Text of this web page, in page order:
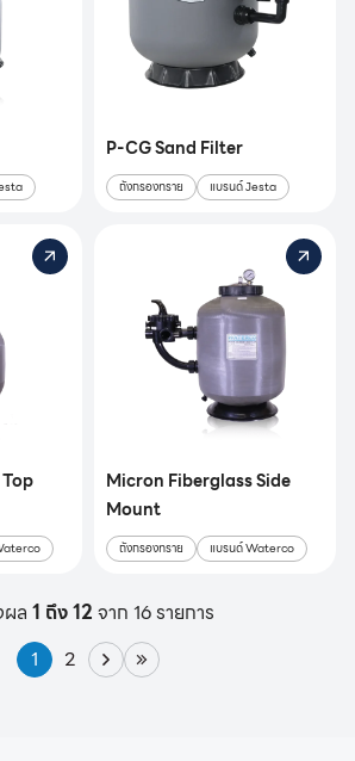
P-CG Sand Filter
ถังกรองทราย แบรนด์ Jesta
Micron Fiberglass Side
Mount
ถังกรองทราย แบรนด์ Waterco
ล 1 ถึง 12 จาก 16 รายการ
1
2